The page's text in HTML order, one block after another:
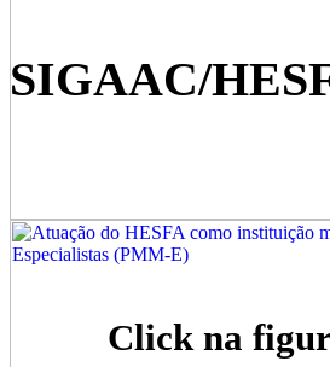
SIGAAC/
Click na